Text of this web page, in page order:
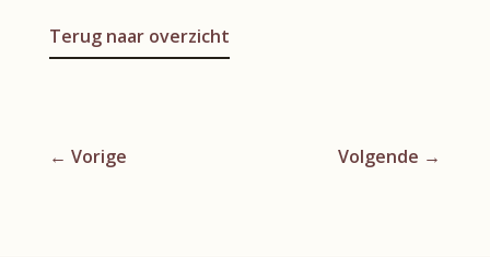
Terug naar overzicht
← Vorige Volgende →